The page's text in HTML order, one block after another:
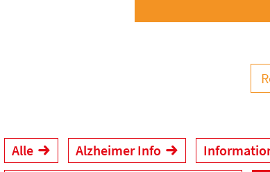
Alle Alzheimer Info